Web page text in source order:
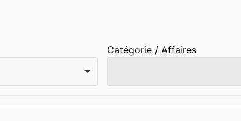
Catégorie / Affaires